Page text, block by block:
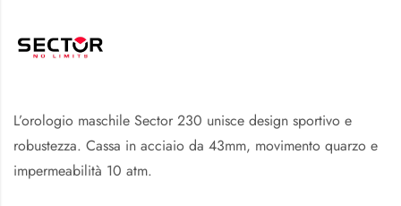
L’orologio maschile Sector 230 unisce design sportivo e
robustezza. Cassa in acciaio da 43mm, movimento quarzo e
impermeabilità 10 atm.